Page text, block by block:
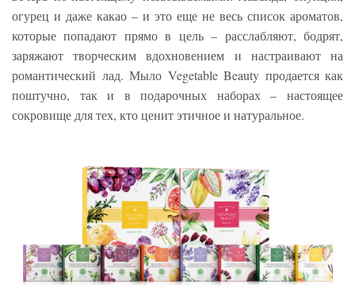
огурец и даже какао – и это еще не весь список ароматов,
которые попадают прямо в цель – расслабляют, бодрят,
заряжают творческим вдохновением и настраивают на
романтический лад. Мыло Vegetable Beauty продается как
поштучно, так и в подарочных наборах – настоящее
сокровище для тех, кто ценит этичное и натуральное.